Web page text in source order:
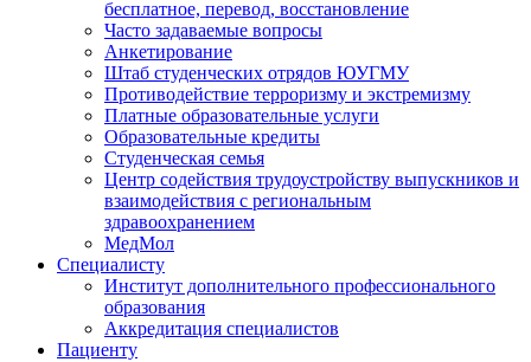
бесплатное, перевод, восстановление
Часто задаваемые вопросы
Анкетирование
Штаб студенческих отрядов ЮУГМУ
Противодействие терроризму и экстремизму
Платные образовательные услуги
Образовательные кредиты
Студенческая семья
Центр содействия трудоустройству выпускников и
взаимодействия с региональным
здравоохранением
МедМол
Специалисту
Институт дополнительного профессионального
образования
Аккредитация специалистов
Пациенту